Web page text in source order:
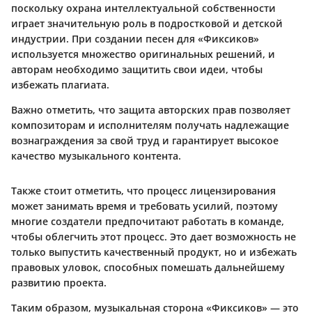
поскольку охрана интеллектуальной собственности
играет значительную роль в подростковой и детской
индустрии. При создании песен для «Фиксиков»
используется множество оригинальных решений, и
авторам необходимо защитить свои идеи, чтобы
избежать плагиата.
Важно отметить, что защита авторских прав позволяет
композиторам и исполнителям получать надлежащие
вознаграждения за свой труд и гарантирует высокое
качество музыкального контента.
Также стоит отметить, что процесс лицензирования
может занимать время и требовать усилий, поэтому
многие создатели предпочитают работать в команде,
чтобы облегчить этот процесс. Это дает возможность не
только выпустить качественный продукт, но и избежать
правовых уловок, способных помешать дальнейшему
развитию проекта.
Таким образом, музыкальная сторона «Фиксиков» — это